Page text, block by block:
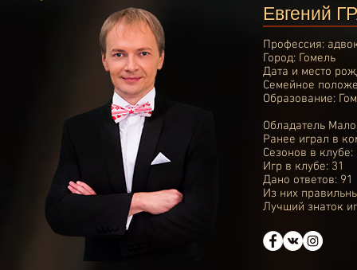
Евгений
Профессия:
Город: Гомель
Дата и место
Семейное
Образование:
Обладатель
Ранее играл в
Сезонов в клубе:
Игр в клубе: 31
Дано ответов: 91
Из них
Лучший знаток